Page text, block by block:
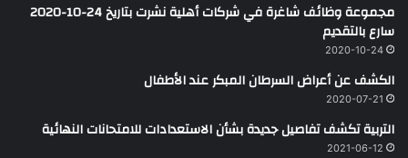
مجموعة وظائف شاغرة في شركات أهلية نشرت بتاريخ 24-10-2020
سارع بالتقديم
2020-10-24
الكشف عن أعراض السرطان المبكر عند الأطفال
2020-07-21
التربية تكشف تفاصيل جديدة بشأن الاستعدادات للامتحانات النهائية
2021-06-12